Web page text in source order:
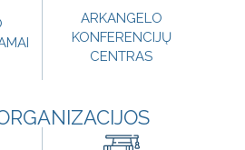
ARKANGELO
KONFERENCIJŲ
CENTRAS